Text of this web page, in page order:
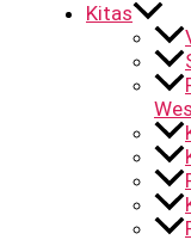
Kitas